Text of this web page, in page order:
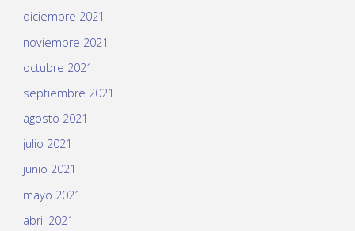
diciembre 2021
noviembre 2021
octubre 2021
septiembre 2021
agosto 2021
julio 2021
junio 2021
mayo 2021
abril 2021